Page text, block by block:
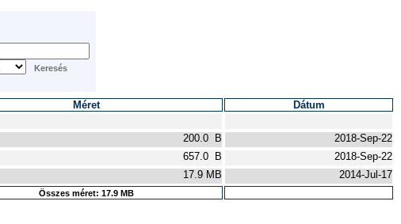
Méret
Dátum
200.0 B
2018-Sep-22
657.0 B
2018-Sep-22
17.9 MB 2014-Jul-17
Összes méret: 17.9 MB